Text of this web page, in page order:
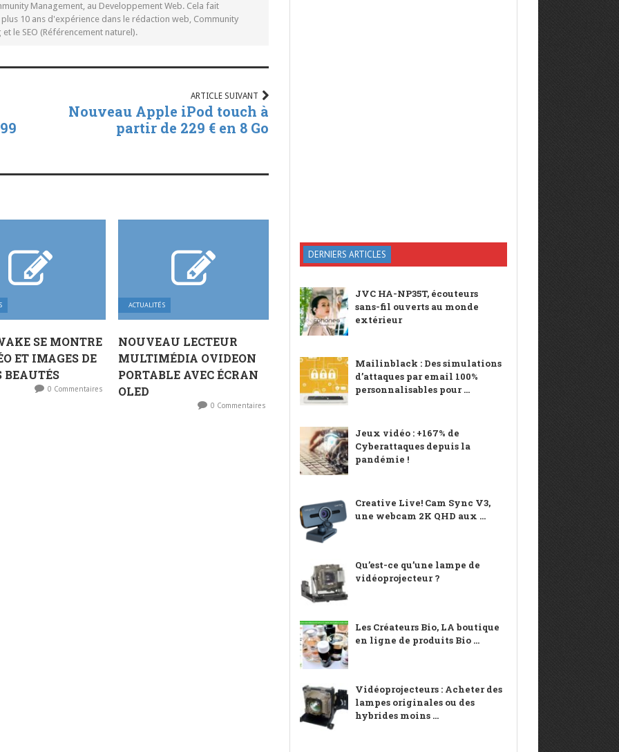
Management, au Developpement Web. Cela fait
10 ans d'expérience dans le rédaction web, Community
le SEO (Référencement naturel).
ARTICLE SUIVANT
Nouveau Apple iPod touch à
partir de 229 € en 8 Go
SE MONTRE
ET IMAGES DE
BEAUTÉS
0 Commentaires
ACTUALITÉS
NOUVEAU LECTEUR
MULTIMÉDIA OVIDEON
PORTABLE AVEC ÉCRAN
OLED
0 Commentaires
DERNIERS ARTICLES
JVC HA-NP35T, écouteurs
sans-fil ouverts au monde
extérieur
Mailinblack : Des simulations
d’attaques par email 100%
personnalisables pour ...
Jeux vidéo : +167% de
Cyberattaques depuis la
pandémie !
Creative Live! Cam Sync V3,
une webcam 2K QHD aux ...
Qu’est-ce qu’une lampe de
vidéoprojecteur ?
Les Créateurs Bio, LA boutique
en ligne de produits Bio ...
Vidéoprojecteurs : Acheter des
lampes originales ou des
hybrides moins ...